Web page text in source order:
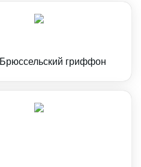
Брюссельский гриффон